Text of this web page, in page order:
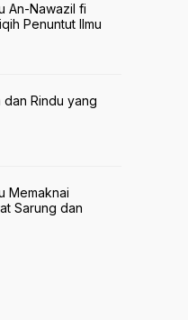
An-Nawazil fi
Penuntut Ilmu
dan Rindu yang
Memaknai
Sarung dan